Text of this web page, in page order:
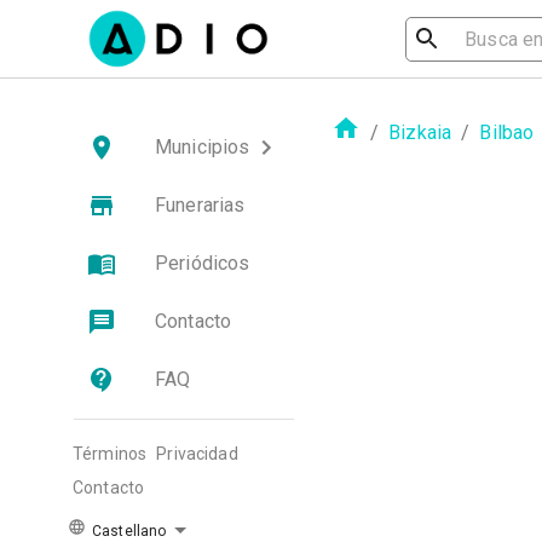
Municipios
Funerarias
Periódicos
Contacto
FAQ
Términos
Privacidad
Contacto
Castellano
/ Bizkaia / Bilbao